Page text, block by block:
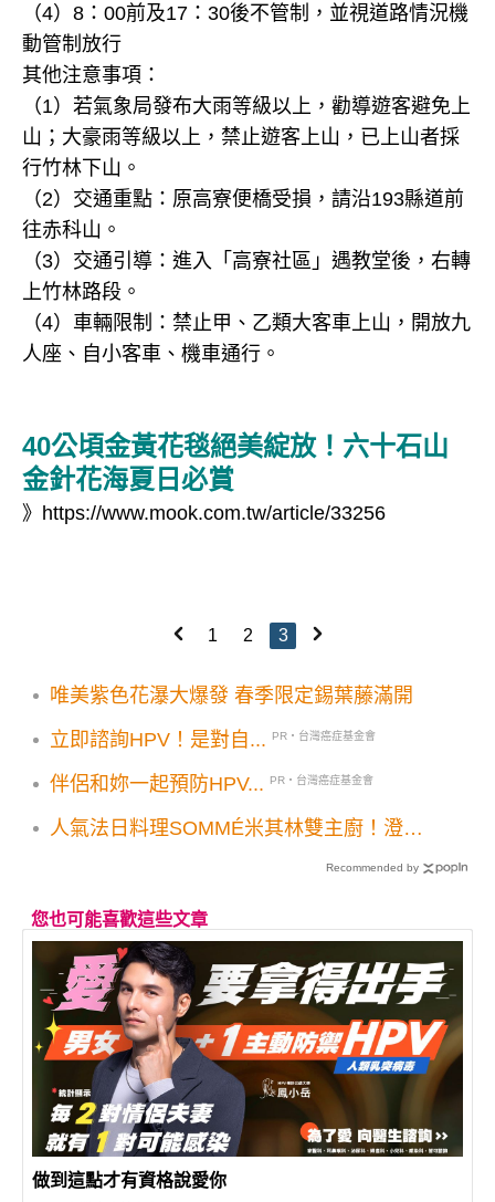
（4）8：00前及17：30後不管制，並視道路情況機
動管制放行
其他注意事項：
（1）若氣象局發布大雨等級以上，勸導遊客避免上
山；大豪雨等級以上，禁止遊客上山，已上山者採
行竹林下山。
（2）交通重點：原高寮便橋受損，請沿193縣道前
往赤科山。
（3）交通引導：進入「高寮社區」遇教堂後，右轉
上竹林路段。
（4）車輛限制：禁止甲、乙類大客車上山，開放九
人座、自小客車、機車通行。
40公頃金黃花毯絕美綻放！六十石山
金針花海夏日必賞
》 https://www.mook.com.tw/article/33256
1 2 3
唯美紫色花瀑大爆發 春季限定錫葉藤滿開
立即諮詢HPV！是對自...
PR・台灣癌症基金會
伴侶和妳一起預防HPV... PR・台灣癌症基金會
人氣法日料理SOMMÉ米其林雙主廚！澄清
Recommended by
您也可能喜歡這些文章
做到這點才有資格說愛你